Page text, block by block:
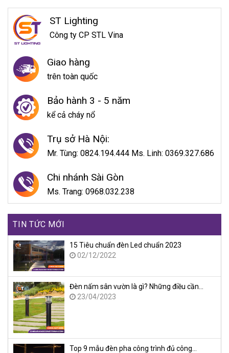
ST Lighting
Công ty CP STL Vina
Giao hàng
trên toàn quốc
Bảo hành 3 - 5 năm
kể cả cháy nổ
Trụ sở Hà Nội:
Mr. Tùng: 0824.194.444 Ms. Linh: 0369.327.686
Chi nhánh Sài Gòn
Ms. Trang: 0968.032.238
TIN TỨC MỚI
15 Tiêu chuẩn đèn Led chuẩn 2023
02/12/2022
Đèn nấm sân vườn là gì? Những điều cần…
23/04/2023
Top 9 mẫu đèn pha công trình đủ công…